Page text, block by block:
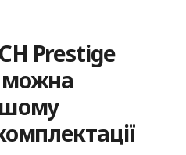
Prestige
можна